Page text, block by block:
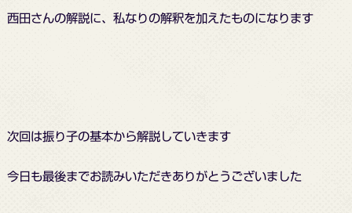
西田さんの解説に、私なりの解釈を加えたものになります
次回は振り子の基本から解説していきます
今日も最後までお読みいただきありがとうございました